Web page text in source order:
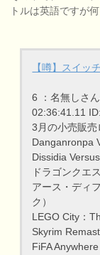
トルは英語ですが
【噂】スイッ
6 ：名無しさ
02:36:41.11
3月の小売販売
Danganronpa
Dissidia
ドラゴンクエ
アース・ディ
ク）
LEGO City：
Skyrim
FiFA